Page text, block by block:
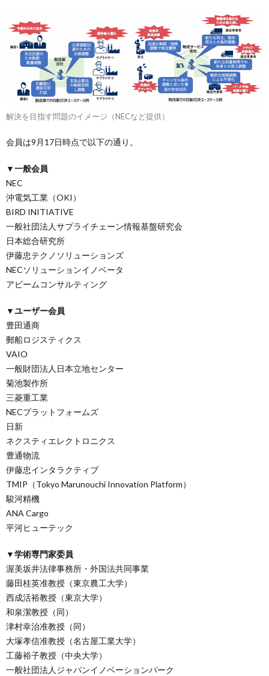
解決を目指す問題のイメージ（NECなど提供）
会員は9月17日時点で以下の通り。
▼一般会員
NEC
沖電気工業（OKI）
BIRD INITIATIVE
一般社団法人サプライチェーン情報基盤研究会
日本総合研究所
伊藤忠テクノソリューションズ
NECソリューションイノベータ
アビームコンサルティング
▼ユーザー会員
豊田通商
郵船ロジスティクス
VAIO
一般財団法人日本立地センター
菊池製作所
三菱重工業
NECプラットフォームズ
日新
ネクスティエレクトロニクス
豊通物流
伊藤忠インタラクティブ
TMIP（Tokyo Marunouchi Innovation Platform）
駿河精機
ANA Cargo
平河ヒューテック
▼学術専門家委員
渥美坂井法律事務所・外国法共同事業
藤田桂英准教授（東京農工大学）
西成活裕教授（東京大学）
和泉潔教授（同）
津村幸治准教授（同）
大塚孝信准教授（名古屋工業大学）
工藤裕子教授（中央大学）
一般社団法人ジャパンイノベーションパーク